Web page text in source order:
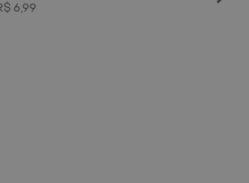
6,99